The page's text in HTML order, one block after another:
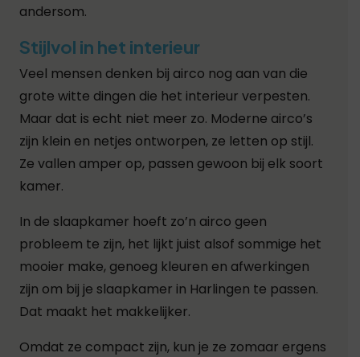
andersom.
Stijlvol in het interieur
Veel mensen denken bij airco nog aan van die
grote witte dingen die het interieur verpesten.
Maar dat is echt niet meer zo. Moderne airco’s
zijn klein en netjes ontworpen, ze letten op stijl.
Ze vallen amper op, passen gewoon bij elk soort
kamer.
In de slaapkamer hoeft zo’n airco geen
probleem te zijn, het lijkt juist alsof sommige het
mooier make, genoeg kleuren en afwerkingen
zijn om bij je slaapkamer in Harlingen te passen.
Dat maakt het makkelijker.
Omdat ze compact zijn, kun je ze zomaar ergens